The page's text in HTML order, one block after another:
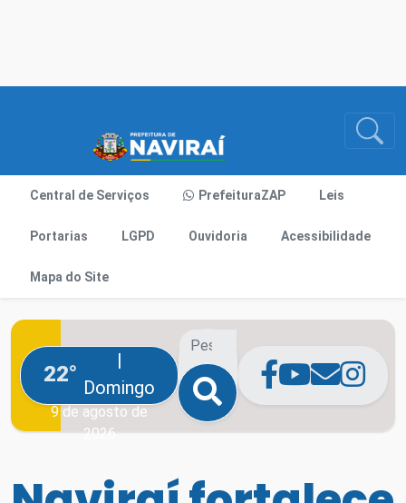
Central de Serviços PrefeituraZAP Leis
Portarias LGPD Ouvidoria Acessibilidade
Mapa do Site
22°
|
Domingo
9 de agosto de
2026